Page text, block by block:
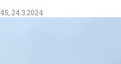
24.3.2024